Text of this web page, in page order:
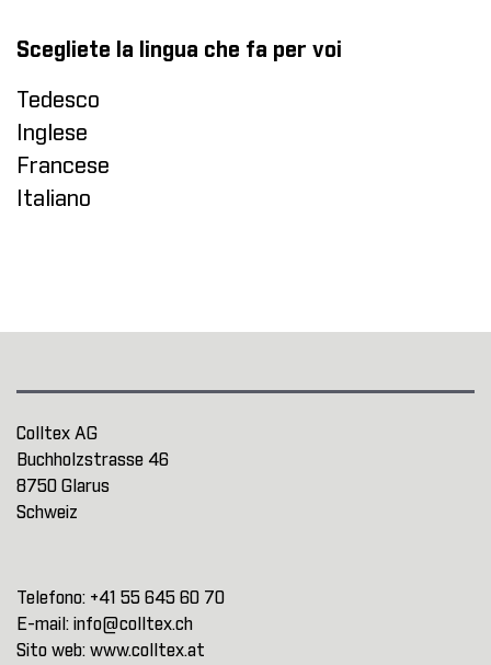
Scegliete la lingua che fa per voi
Tedesco
Inglese
Francese
Italiano
Colltex AG
Buchholzstrasse 46
8750 Glarus
Schweiz
Telefono: +41 55 645 60 70
E-mail: info@colltex.ch
Sito web: www.colltex.at